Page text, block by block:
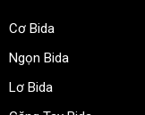
Cơ Bida
Ngọn Bida
Lơ Bida